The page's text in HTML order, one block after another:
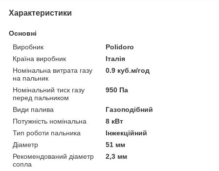
Характеристики
Основні
Виробник
Polidoro
Країна виробник
Італія
Номінальна витрата газу
на пальник
0.9 куб.м/год
Номінальний тиск газу
перед пальником
950 Па
Види палива
Газоподібний
Потужність номінальна
8 кВт
Тип роботи пальника
Інжекційний
Діаметр
51 мм
Рекомендований діаметр
сопла
2,3 мм